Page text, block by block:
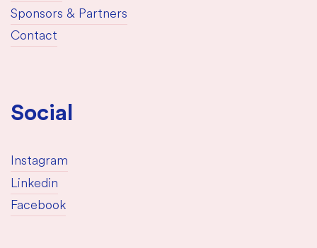
Sponsors & Partners
Contact
Social
Instagram
Linkedin
Facebook